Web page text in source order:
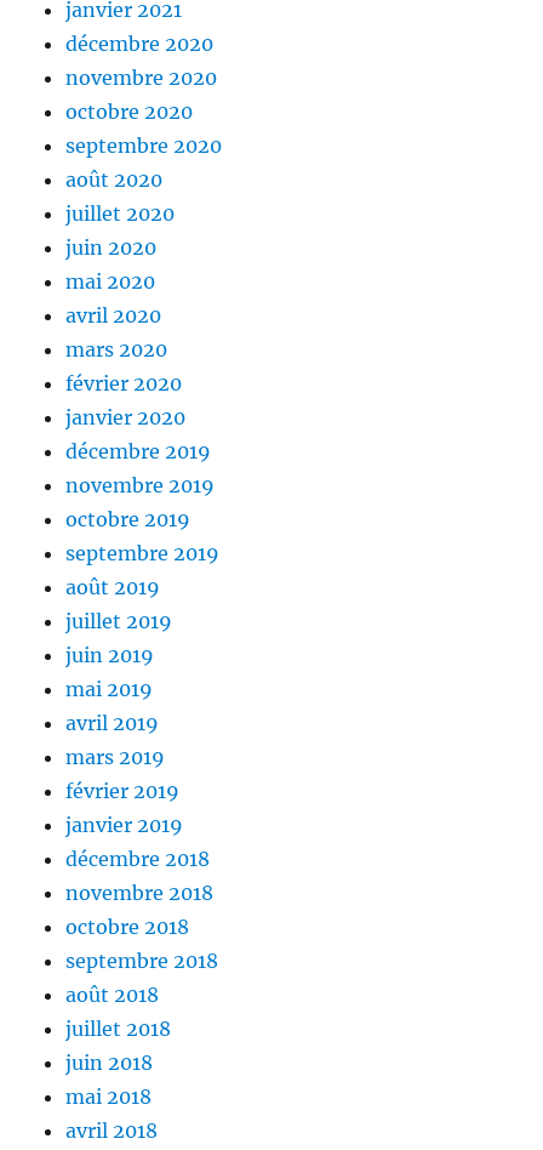
janvier 2021
décembre 2020
novembre 2020
octobre 2020
septembre 2020
août 2020
juillet 2020
juin 2020
mai 2020
avril 2020
mars 2020
février 2020
janvier 2020
décembre 2019
novembre 2019
octobre 2019
septembre 2019
août 2019
juillet 2019
juin 2019
mai 2019
avril 2019
mars 2019
février 2019
janvier 2019
décembre 2018
novembre 2018
octobre 2018
septembre 2018
août 2018
juillet 2018
juin 2018
mai 2018
avril 2018